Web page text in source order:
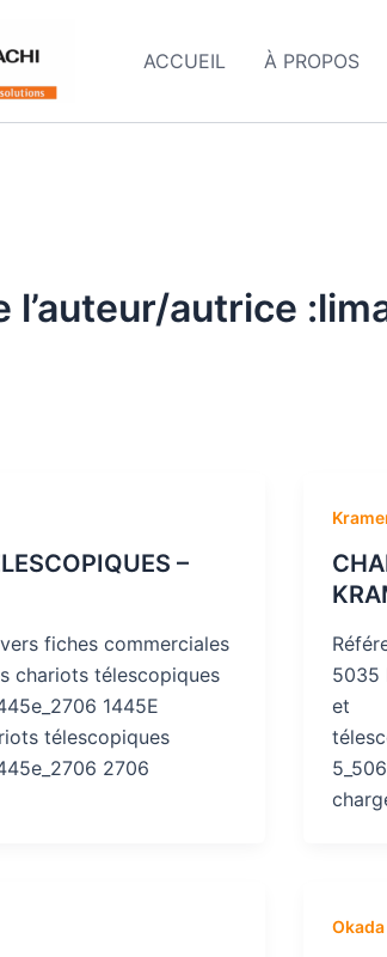
ACCUEIL À PROPOS
l’auteur/autrice
–
fiches commerciales
chariots télescopiques
1445E
télescopiques
2706
5035
et
Okada